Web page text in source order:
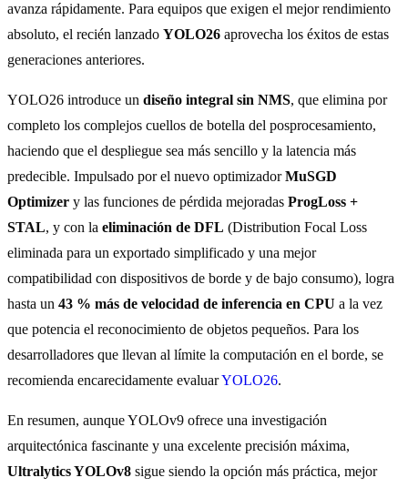
avanza rápidamente. Para equipos que exigen el mejor rendimiento
absoluto, el recién lanzado YOLO26 aprovecha los éxitos de estas
generaciones anteriores.
YOLO26 introduce un diseño integral sin NMS, que elimina por
completo los complejos cuellos de botella del posprocesamiento,
haciendo que el despliegue sea más sencillo y la latencia más
predecible. Impulsado por el nuevo optimizadorMuSGD
Optimizer y las funciones de pérdida mejoradas ProgLoss +
STAL, y con la eliminación de DFL (Distribution Focal Loss
eliminada para un exportado simplificado y una mejor
compatibilidad con dispositivos de borde y de bajo consumo), logra
hasta un 43 % más de velocidad de inferencia en CPU a la vez
que potencia el reconocimiento de objetos pequeños. Para los
desarrolladores que llevan al límite la computación en el borde, se
recomienda encarecidamente evaluarYOLO26.
En resumen, aunque YOLOv9 ofrece una investigación
arquitectónica fascinante y una excelente precisión máxima,
Ultralytics YOLOv8 sigue siendo la opción más práctica, mejor